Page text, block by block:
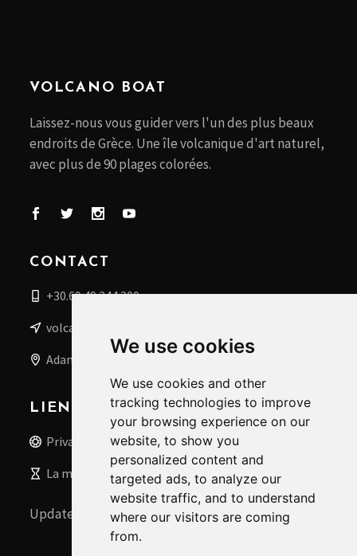
We use cookies
We use cookies and other
tracking technologies to improve
your browsing experience on our
website, to show you
personalized content and
targeted ads, to analyze our
website traffic, and to understand
where our visitors are coming
from.
VOLCANO BOAT
Laissez-nous vous guider vers l'un des plus beaux
endroits de Grèce. Une île volcanique d'art naturel,
avec plus de 90 plages colorées.
CONTACT
+30.69 49 244 200
volcanoboat@gmail.com
Adamas, Milos, Grèce
LIENS UTILES
Privacy Policy
La météo à Milos
Update cookies preferences